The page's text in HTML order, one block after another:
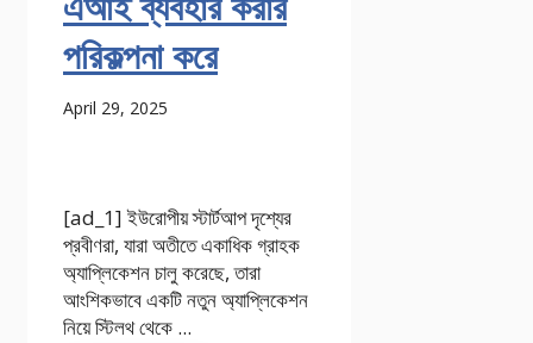
পরিকল্পনা করে
April 29, 2025
[ad_1] ইউরোপীয় স্টার্টআপ দৃশ্যের
প্রবীণরা, যারা অতীতে একাধিক গ্রাহক
অ্যাপ্লিকেশন চালু করেছে, তারা
আংশিকভাবে একটি নতুন অ্যাপ্লিকেশন
নিয়ে স্টিলথ থেকে ...